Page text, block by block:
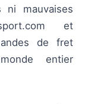
ni mauvaises
et
de fret
entier